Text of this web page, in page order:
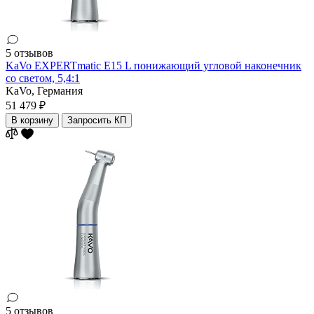
5 отзывов
KaVo EXPERTmatic E15 L понижающий угловой наконечник
со светом, 5,4:1
KaVo, Германия
51 479 ₽
В корзину Запросить КП
5 отзывов